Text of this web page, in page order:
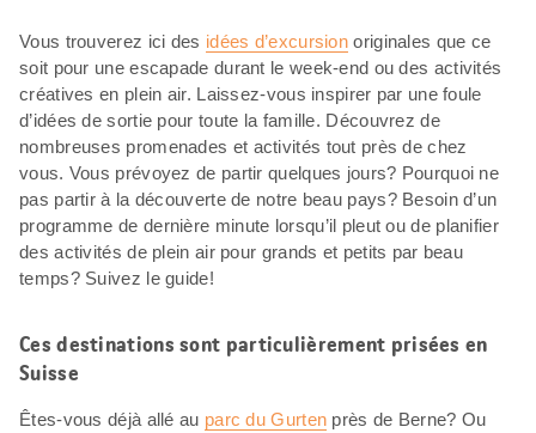
Vous trouverez ici des idées d’excursion originales que ce
soit pour une escapade durant le week-end ou des activités
créatives en plein air. Laissez-vous inspirer par une foule
d’idées de sortie pour toute la famille. Découvrez de
nombreuses promenades et activités tout près de chez
vous. Vous prévoyez de partir quelques jours? Pourquoi ne
pas partir à la découverte de notre beau pays? Besoin d’un
programme de dernière minute lorsqu’il pleut ou de planifier
des activités de plein air pour grands et petits par beau
temps? Suivez le guide!
Ces destinations sont particulièrement prisées en
Suisse
Êtes-vous déjà allé au parc du Gurten près de Berne? Ou